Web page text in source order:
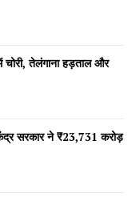
on AIN
तेलंगाना हड़ताल और
सरकार ने ₹23,731 करोड़